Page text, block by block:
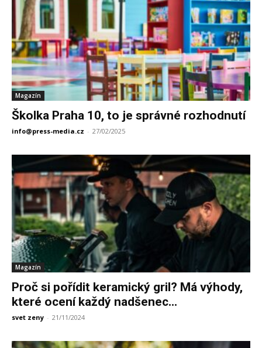
Magazín
Školka Praha 10, to je správné rozhodnutí
info@press-media.cz - 27/02/2025
Magazín
Proč si pořídit keramický gril? Má výhody,
které ocení každý nadšenec...
svet zeny - 21/11/2024